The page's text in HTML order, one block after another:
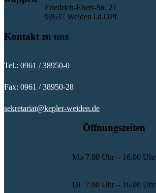
Friedrich-Ebert-Str. 21
92637 Weiden i.d.OPf.
Kontakt zu uns
Tel.: 0961 / 38950-0
Fax: 0961 / 38950-28
sekretariat@kepler-weiden.de
Öffnungszeiten
Mo 7.00 Uhr – 16.00 Uhr
Di 7.00 Uhr – 16.00 Uhr